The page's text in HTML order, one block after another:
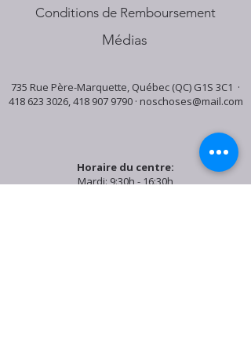
Conditions de Remboursement
Médias
735 Rue Père-Marquette, Québec (QC) G1S 3C1 ·
418 623 3026,418 907 9790· noschoses@mail.com
Horaire du centre:
Mardi: 9:30h - 16:30h